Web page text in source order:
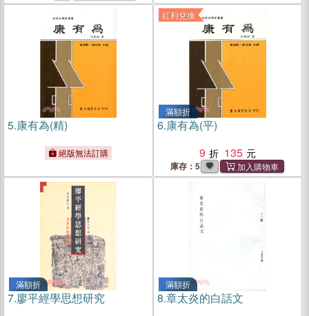
5.康有為(精)
絕版無法訂購
紅利兌換
滿額折
6.康有為(平)
9
135
庫存：5
滿額折
7.廖平經學思想研究
滿額折
8.章太炎的白話文